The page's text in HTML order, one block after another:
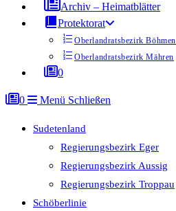
Archiv – Heimatblätter
Protektorat
Oberlandratsbezirk Böhmen
Oberlandratsbezirk Mähren
0
0 Menü Schließen
Sudetenland
Regierungsbezirk Eger
Regierungsbezirk Aussig
Regierungsbezirk Troppau
Schöberlinie